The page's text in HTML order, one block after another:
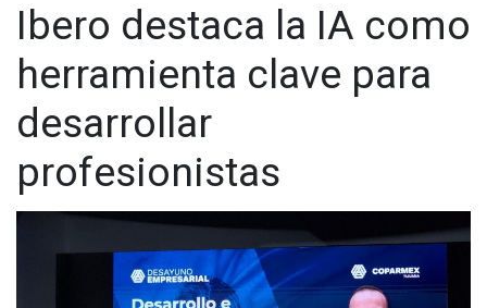
Ibero destaca la IA como
herramienta clave para
desarrollar
profesionistas